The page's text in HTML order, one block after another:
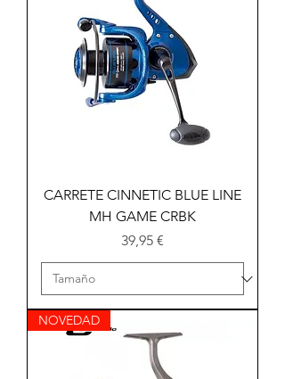
CARRETE CINNETIC BLUE LINE
MH GAME CRBK
Precio
39,95 €
NOVEDAD